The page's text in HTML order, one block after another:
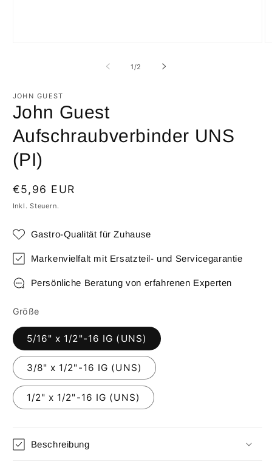
1 /von
2
JOHN GUEST
John Guest
Aufschraubverbinder UNS
(PI)
Normaler
Preis
€5,96 EUR
Inkl. Steuern.
Gastro-Qualität für Zuhause
Markenvielfalt mit Ersatzteil- und Servicegarantie
Persönliche Beratung von erfahrenen Experten
Größe
5/16" x 1/2"-16 IG (UNS)
3/8" x 1/2"-16 IG (UNS)
1/2" x 1/2"-16 IG (UNS)
Beschreibung